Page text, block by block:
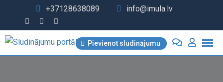
content
+37128638089 info@imula.lv
Pievienot sludinājumu